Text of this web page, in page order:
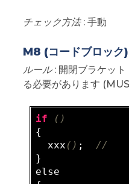
チェック方法: 手動
M8 (コードブロック
ルール: 開閉ブラケット
る必要があります
if
()
{
  xxx
() ; //
}
else